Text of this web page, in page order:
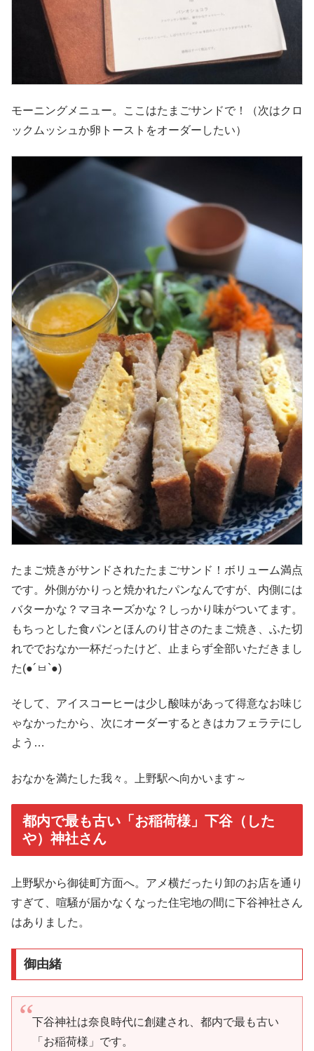
モーニングメニュー。ここはたまごサンドで！（次はクロ
ックムッシュか卵トーストをオーダーしたい）
たまご焼きがサンドされたたまごサンド！ボリューム満点
です。外側がかりっと焼かれたパンなんですが、内側には
バターかな？マヨネーズかな？しっかり味がついてます。
もちっとした食パンとほんのり甘さのたまご焼き、ふた切
れででおなか一杯だったけど、止まらず全部いただきまし
た(●´ㅂ`●)
そして、アイスコーヒーは少し酸味があって得意なお味じ
ゃなかったから、次にオーダーするときはカフェラテにし
よう…
おなかを満たした我々。上野駅へ向かいます～
都内で最も古い「お稲荷様」下谷（した
や）神社さん
上野駅から御徒町方面へ。アメ横だったり卸のお店を通り
すぎて、喧騒が届かなくなった住宅地の間に下谷神社さん
はありました。
御由緒
下谷神社は奈良時代に創建され、都内で最も古い
「お稲荷様」です。